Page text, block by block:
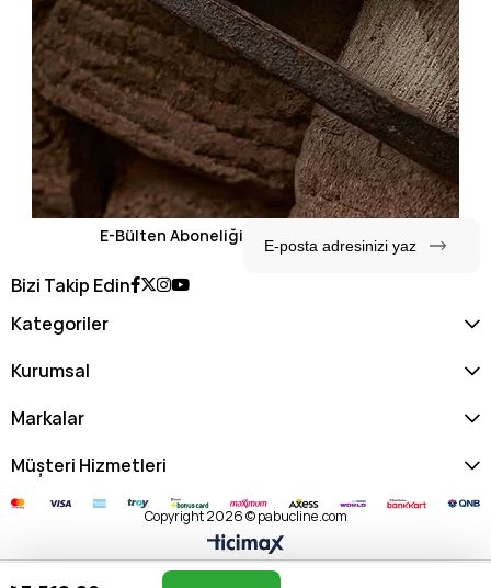
E-Bülten Aboneliği
Bizi Takip Edin
Kategoriler
Kurumsal
Markalar
Müşteri Hizmetleri
Copyright 2026 © pabucline.com